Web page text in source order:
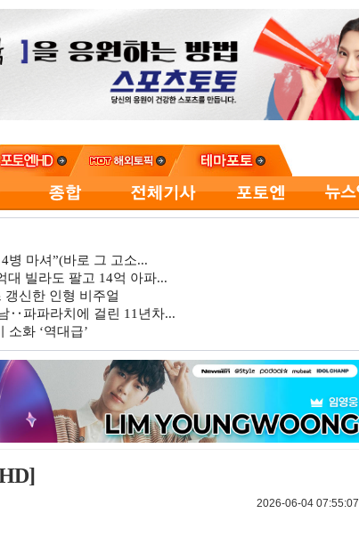
병 마셔”(바로 그 고소...
빌라도 팔고 14억 아파...
신한 인형 비주얼
‥파파라치에 걸린 11년차...
화 ‘역대급’
2026-06-04 07:55:07